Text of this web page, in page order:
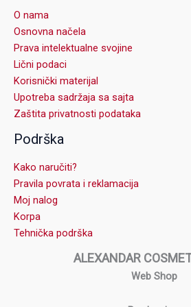
O nama
Osnovna načela
Prava intelektualne svojine
Lični podaci
Korisnički materijal
Upotreba sadržaja sa sajta
Zaštita privatnosti podataka
Podrška
Kako naručiti?
Pravila povrata i reklamacija
Moj nalog
Korpa
Tehnička podrška
ALEXANDAR
Web Shop